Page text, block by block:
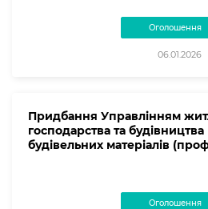
Оголошення
06.01.2026
Придбання Управлінням
господарства та будівництва
будівельних матеріалів
Оголошення